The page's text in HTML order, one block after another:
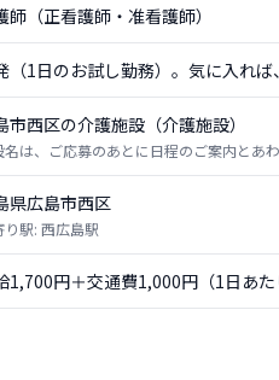
師（正看護師・准看護師）
（1日のお試し勤務）。気に入れ
市西区の介護施設（介護施設）
名は、ご応募のあとに日程のご案内とあわ
県広島市西区
り駅: 西広島駅
1,700円＋交通費1,000円（1日あた